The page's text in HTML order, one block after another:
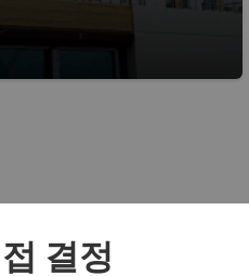
니스 도전과
결정